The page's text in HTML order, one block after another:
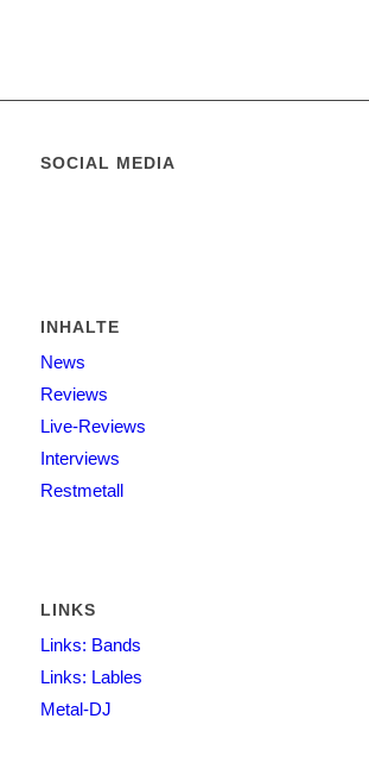
SOCIAL MEDIA
INHALTE
News
Reviews
Live-Reviews
Interviews
Restmetall
LINKS
Links: Bands
Links: Lables
Metal-DJ